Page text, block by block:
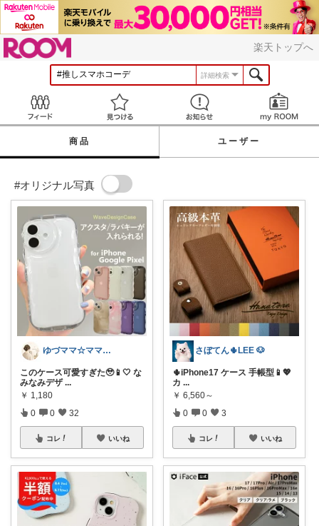
楽天トップへ
詳細検索
見つける お知らせ
商品 ユーザー
#オリジナル写真
ゆづママ☆ママおすすめアイテム✩.*˚
このケース可愛すぎた🥹📱🤍 な
みなみデザ ...
￥ 1,180
0 0 32
コレ いいね
さぼてん🌵LEE 🐶
🌵iPhone17 ケース 手帳型📱💖
カ ...
￥ 6,560～
0 0 3
コレ いいね